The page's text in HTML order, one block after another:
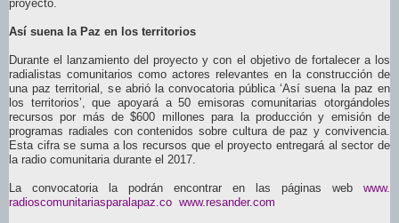
proyecto.
Así suena la Paz en los territorios
Durante el lanzamiento del proyecto y con el objetivo de fortalecer a los
radialistas comunitarios como actores relevantes en la construcción de
una paz territorial, se abrió la convocatoria pública ‘Así suena la paz en
los territorios’, que apoyará a 50 emisoras comunitarias otorgándoles
recursos por más de $600 millones para la producción y emisión de
programas radiales con contenidos sobre cultura de paz y convivencia.
Esta cifra se suma a los recursos que el proyecto entregará al sector de
la radio comunitaria durante el 2017.
La convocatoria la podrán encontrar en las páginas web www.
radioscomunitariasparalapaz.co www.resander.com